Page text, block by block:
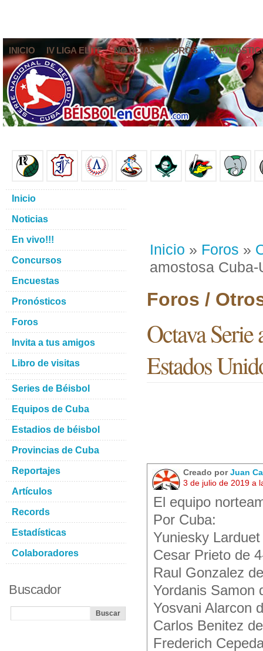
INICIO IV LIGA ELITE NOTICIAS FOROS
Inicio » Foros »
amostosa
Foros /
Octava Serie
Estados
Creado porJuan
3 de julio de 2019 a
El equipo
Por Cuba:
Yuniesky
Cesar Prieto de
Raul Gonzalez
Yordanis Samon
Yosvani Alarcon
Carlos Benitez
Frederich
Inicio
Noticias
En vivo!!!
Concursos
Encuestas
Pronósticos
Foros
Invita a tus amigos
Libro de visitas
Series de Béisbol
Equipos de Cuba
Estadios de béisbol
Provincias de Cuba
Reportajes
Artículos
Records
Estadísticas
Colaboradores
Buscador